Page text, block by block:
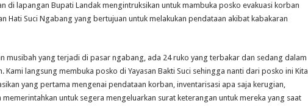
di lapangan Bupati Landak mengintruksikan untuk mambuka posko evakuasi korban
Hati Suci Ngabang yang bertujuan untuk melakukan pendataan akibat kabakaran
musibah yang terjadi di pasar ngabang, ada 24 ruko yang terbakar dan sedang dalam
Kami langsung membuka posko di Yayasan Bakti Suci sehingga nanti dari posko ini Kita
yang pertama mengenai pendataan korban, inventarisasi apa saja kerugian,
memerintahkan untuk segera mengeluarkan surat keterangan untuk mereka yang saat